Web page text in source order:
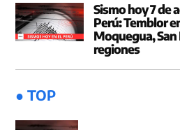
Sismo hoy 7 de
Perú: Temblor
Moquegua,
regiones
● TOP